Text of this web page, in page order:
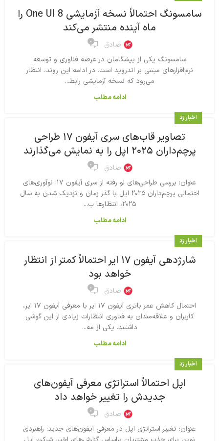
سامسونگ احتمالاً نسخه آزمایشی One UI 8 را
ماه آینده منتشر می‌کند
صادق ۰
سامسونگ یکی از پیشگامان در عرصه فناوری و توسعه
نرم‌افزارهای مبتنی بر اندروید است. در ادامه این روند، انتظار
می‌رود که نسخه آزمایشی رابط...
ادامه مطلب
اخبار زد
تصاویر قاب‌های سری آیفون ۱۷ طراحی
پرچم‌داران ۲۰۲۵ اپل را به نمایش می‌گذارند
صادق ۰
عنوان: بررسی طراحی‌های لو رفته از سری آیفون ۱۷: نوآوری‌های
احتمالی پرچم‌داران ۲۰۲۵ اپل با گذر زمان و نزدیک شدن به سال
۲۰۲۵، انتظارها ب...
ادامه مطلب
اخبار زد
شارژدهی آیفون ۱۷ ایر احتمالاً کمتر از انتظار
خواهد بود
صادق ۰
احتمال کاهش عمر باتری آیفون ۱۷ ایر با معرفی آیفون ۱۷ ایر،
کاربران و علاقه‌مندان به فناوری انتظارات زیادی از این گوشی
داشتند. یکی از مه...
ادامه مطلب
اخبار زد
اپل احتمالاً استراتژی معرفی آیفون‌های
جدیدش را تغییر خواهد داد
صادق ۰
عنوان: تغییر استراتژی اپل در معرفی آیفون‌های جدید: راهبردی